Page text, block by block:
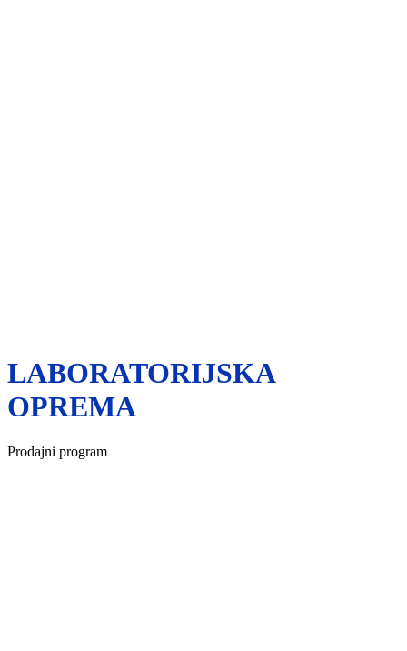
LABORATORIJSKA
OPREMA
Prodajni program